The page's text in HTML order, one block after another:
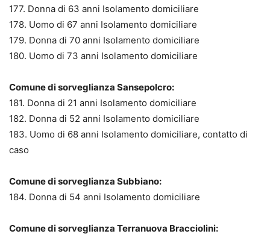
177. Donna di 63 anni Isolamento domiciliare
178. Uomo di 67 anni Isolamento domiciliare
179. Donna di 70 anni Isolamento domiciliare
180. Uomo di 73 anni Isolamento domiciliare
Comune di sorveglianza Sansepolcro:
181. Donna di 21 anni Isolamento domiciliare
182. Donna di 52 anni Isolamento domiciliare
183. Uomo di 68 anni Isolamento domiciliare, contatto di
caso
Comune di sorveglianza Subbiano:
184. Donna di 54 anni Isolamento domiciliare
Comune di sorveglianza Terranuova Bracciolini: